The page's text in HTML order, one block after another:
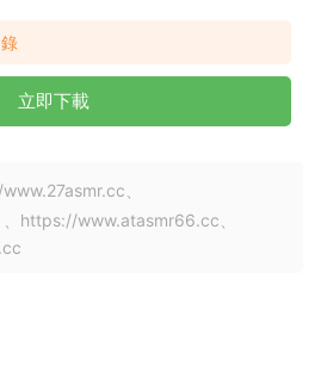
立即下載
、
https://www.atasmr66.cc、